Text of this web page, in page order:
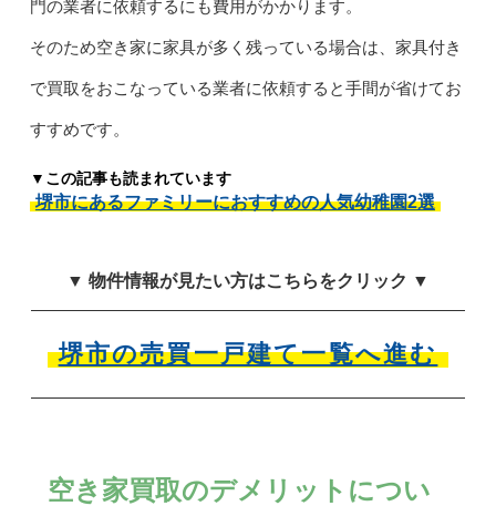
門の業者に依頼するにも費用がかかります。
そのため空き家に家具が多く残っている場合は、家具付き
で買取をおこなっている業者に依頼すると手間が省けてお
すすめです。
▼この記事も読まれています
堺市にあるファミリーにおすすめの人気幼稚園2選
▼ 物件情報が見たい方はこちらをクリック ▼
堺市の売買一戸建て一覧へ進む
空き家買取のデメリットについ